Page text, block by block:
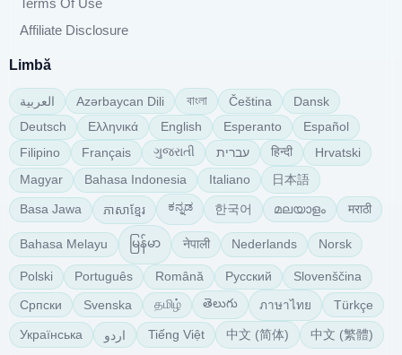
Terms Of Use
Affiliate Disclosure
Limbă
العربية Azərbaycan Dili বাংলা Čeština
Dansk
Deutsch
Ελληνικά English Esperanto
Español
Filipino
Français ગુજરાતી עברית हिन्दी Hrvatski
Magyar Bahasa Indonesia Italiano 日本語
Basa Jawa ភាសាខ្មែរ ಕನ್ನಡ 한국어 മലയാളം मराठी
Bahasa Melayu မြန်မာ नेपाली Nederlands Norsk
Polski Português Română Русский Slovenščina
Српски Svenska தமிழ் తెలుగు ภาษาไทย Türkçe
Українська اردو Tiếng Việt 中文 (简体) 中文 (繁體)